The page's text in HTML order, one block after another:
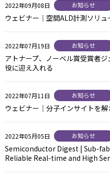
2022年09月08日 お知らせ
ウェビナー｜空間ALD計測ソリ
2022年07月19日 お知らせ
アトナープ、ノーベル賞受賞者
役に迎え入れる
2022年07月11日 お知らせ
ウェビナー｜分子インサイトを
2022年05月05日 お知らせ
Semiconductor Digest | Sub-
Reliable Real-time and High